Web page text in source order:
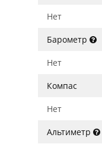
Нет
Барометр
Нет
Компас
Нет
Альтиметр